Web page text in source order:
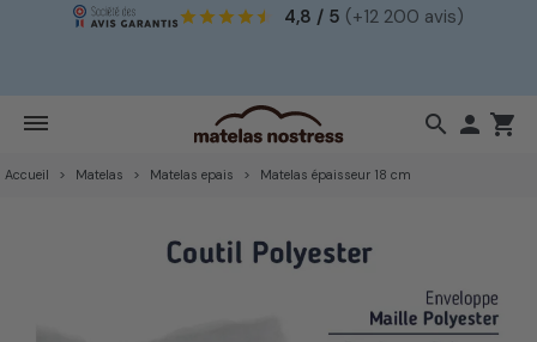
4,8 / 5 (+12 200 avis)
search  shopping_cart
Accueil Matelas Matelas epais Matelas épaisseur 18 cm